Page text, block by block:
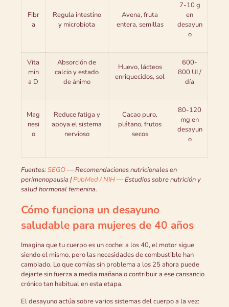
Fibr
a
Regula intestino
y microbiota
Avena, fruta
entera, semillas
7-10 g
en
desayun
o
Vita
min
a D
Absorción de
calcio y estado
de ánimo
Huevo, lácteos
enriquecidos, sol
600-
800 UI /
día
Mag
nesi
o
Reduce fatiga y
apoya el sistema
nervioso
Cacao puro,
plátano, frutos
secos
80-120
mg en
desayun
o
Fuentes:SEGO— Recomendaciones nutricionales en
perimenopausia |PubMed / NIH— Estudios sobre nutrición y
salud hormonal femenina.
Cómo funciona un desayuno
saludable para mujeres de 40 años
Imagina que tu cuerpo es un coche: a los 40, el motor sigue
siendo el mismo, pero las necesidades de combustible han
cambiado. Lo que comías sin problema a los 25 ahora puede
dejarte sin fuerza a media mañana o contribuir a ese cansancio
crónico tan habitual en esta etapa.
El desayuno actúa sobre varios sistemas del cuerpo a la vez: